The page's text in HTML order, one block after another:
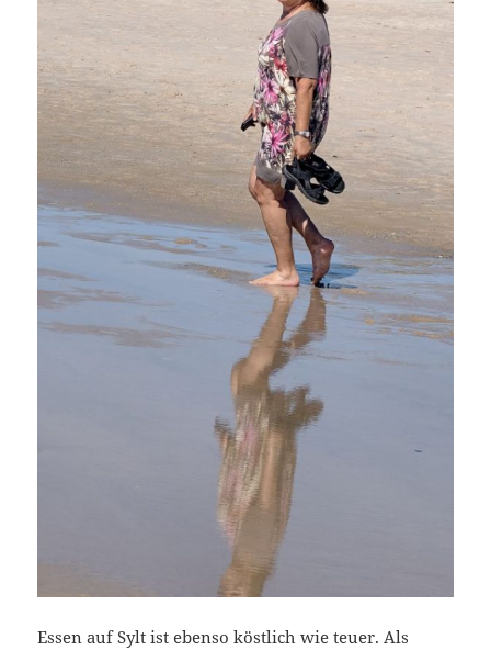
Essen auf Sylt ist ebenso köstlich wie teuer. Als